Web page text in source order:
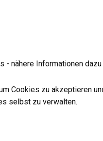
nähere Informationen
Cookies zu akzeptieren
selbst zu verwalten.